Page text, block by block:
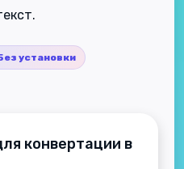
установки
конвертации в